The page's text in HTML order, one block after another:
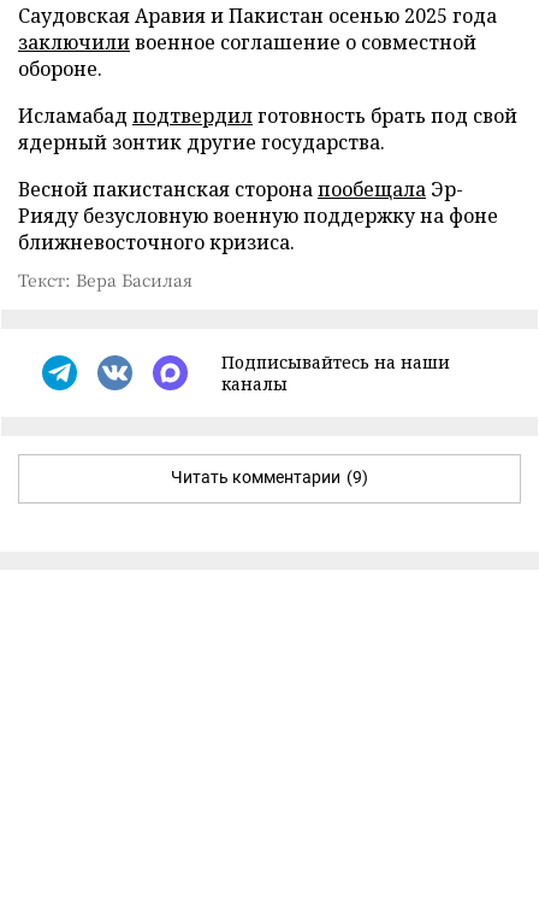
Саудовская Аравия и Пакистан осенью 2025 года
заключиливоенное соглашение о совместной
обороне.
Исламабад подтвердилготовность брать под свой
ядерный зонтик другие государства.
Весной пакистанская сторонапообещала Эр-
Рияду безусловную военную поддержку на фоне
ближневосточного кризиса.
Текст: Вера Басилая
Подписывайтесь на наши
каналы
Читать комментарии (9)